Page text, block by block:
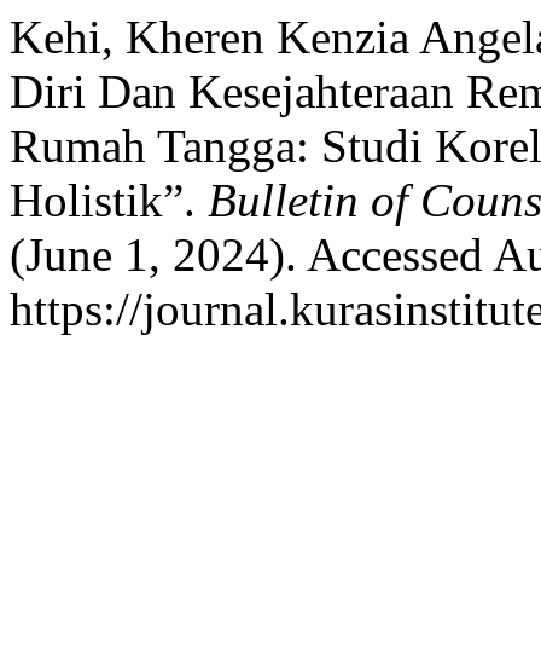
Kehi, Kheren Kenzia
Diri Dan Kesejahteraan
Rumah Tangga: Studi
Holistik”. Bulletin of
(June 1, 2024). Accessed
https://